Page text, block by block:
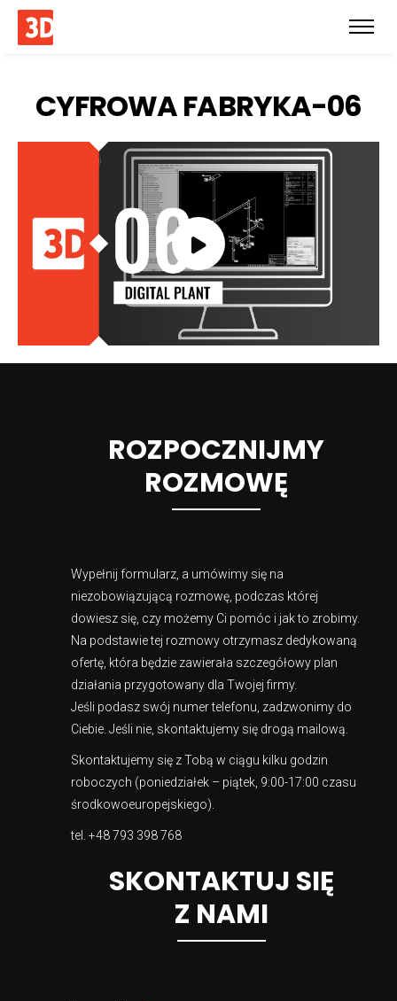
CYFROWA FABRYKA-06
ROZPOCZNIJMY
ROZMOWĘ
Wypełnij formularz, a umówimy się na
niezobowiązującą rozmowę, podczas której
dowiesz się, czy możemy Ci pomóc i jak to zrobimy.
Na podstawie tej rozmowy otrzymasz dedykowaną
ofertę, która będzie zawierała szczegółowy plan
działania przygotowany dla Twojej firmy.
Jeśli podasz swój numer telefonu, zadzwonimy do
Ciebie. Jeśli nie, skontaktujemy się drogą mailową.
Skontaktujemy się z Tobą w ciągu kilku godzin
roboczych (poniedziałek – piątek, 9:00-17:00 czasu
środkowoeuropejskiego).
tel. +48 793 398 768
SKONTAKTUJ SIĘ
Z NAMI